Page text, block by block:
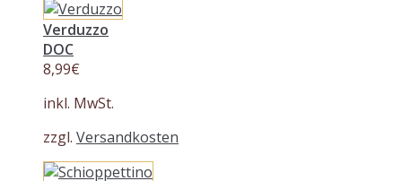
Verduzzo
DOC
8,99€
inkl. MwSt.
zzgl. Versandkosten